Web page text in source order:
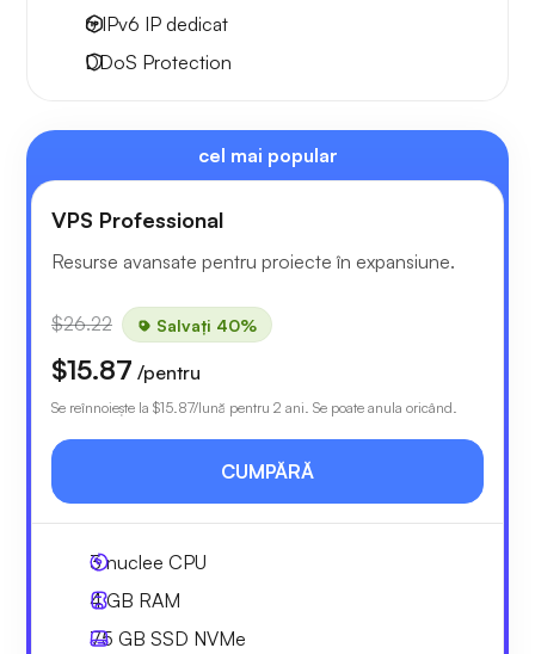
6 IPv6 IP dedicat
DDoS Protection
cel mai popular
VPS Professional
Resurse avansate pentru proiecte în expansiune.
$26.22 Salvați 40%
$15.87 /pentru
Se reînnoiește la $15.87/lună pentru 2 ani. Se poate anula oricând.
CUMPĂRĂ
3nuclee CPU
4 GB RAM
75 GB SSD NVMe